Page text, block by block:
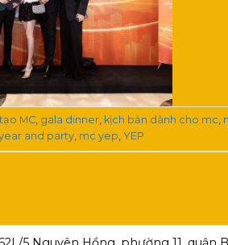
MC, gala dinner, kịch bản dành cho mc,
and party, mc yep, YEP